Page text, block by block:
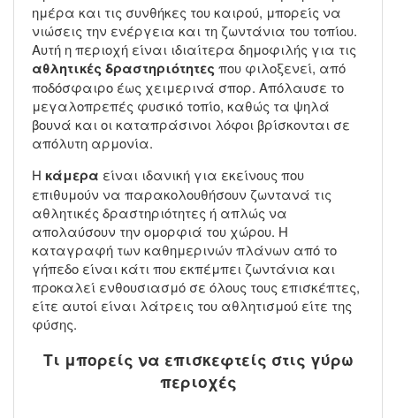
ημέρα και τις συνθήκες του καιρού, μπορείς να
νιώσεις την ενέργεια και τη ζωντάνια του τοπίου.
Αυτή η περιοχή είναι ιδιαίτερα δημοφιλής για τις
αθλητικές δραστηριότητες που φιλοξενεί, από
ποδόσφαιρο έως χειμερινά σπορ. Απόλαυσε το
μεγαλοπρεπές φυσικό τοπίο, καθώς τα ψηλά
βουνά και οι καταπράσινοι λόφοι βρίσκονται σε
απόλυτη αρμονία.
Η κάμερα είναι ιδανική για εκείνους που
επιθυμούν να παρακολουθήσουν ζωντανά τις
αθλητικές δραστηριότητες ή απλώς να
απολαύσουν την ομορφιά του χώρου. Η
καταγραφή των καθημερινών πλάνων από το
γήπεδο είναι κάτι που εκπέμπει ζωντάνια και
προκαλεί ενθουσιασμό σε όλους τους επισκέπτες,
είτε αυτοί είναι λάτρεις του αθλητισμού είτε της
φύσης.
Τι μπορείς να επισκεφτείς στις γύρω
περιοχές